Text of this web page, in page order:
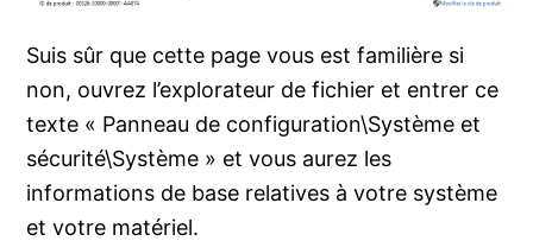
Suis sûr que cette page vous est familière si
non, ouvrez l’explorateur de fichier et entrer ce
texte « Panneau de configuration\Système et
sécurité\Système » et vous aurez les
informations de base relatives à votre système
et votre matériel.